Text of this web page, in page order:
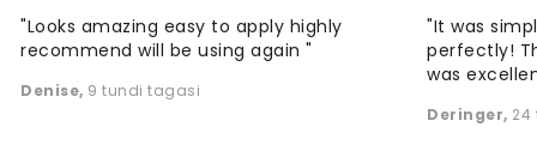
"Looks amazing easy to apply highly
recommend will be using again "
Denise, 9 tundi tagasi
"It was
perfectly!
was
Deringer,